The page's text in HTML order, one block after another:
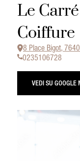
Le
Coiffure
8 Place Bigot,
0235106728
VEDI SU GOOGLE